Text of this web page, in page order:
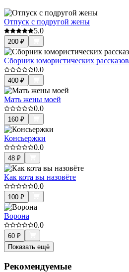
Отпуск с подругой жены
5.0
200 ₽
Сборник юмористических рассказов
0.0
400 ₽
Мать жены моей
0.0
160 ₽
Консьержки
0.0
48 ₽
Как кота вы назовёте
0.0
100 ₽
Ворона
0.0
60 ₽
Показать ещё
Рекомендуемые